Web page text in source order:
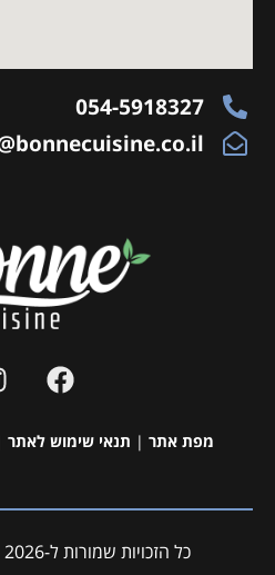
054-5918327
מפת אתר| תנאי שימוש לאתר|
כל הזכויות שמורות ל-bonne cuisine 2026 ©